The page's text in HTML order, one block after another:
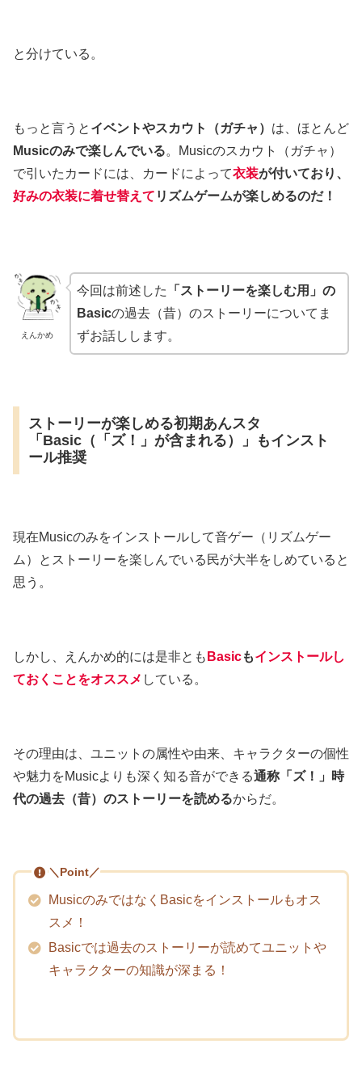
と分けている。
もっと言うと イベントやスカウト（ガチャ） は、ほとんど
Musicのみで楽しんでいる。Musicのスカウト（ガチャ）
で引いたカードには、カードによって衣装が付いており、
好みの衣装に着せ替えて リズムゲームが楽しめるのだ！
えんかめ
今回は前述した
「ストーリーを楽しむ用」の
Basicの過去（昔）のストーリーについてま
ずお話しします。
ストーリーが楽しめる初期あんスタ
「Basic（「ズ！」が含まれる）」もインスト
ール推奨
現在Musicのみをインストールして音ゲー（リズムゲー
ム）とストーリーを楽しんでいる民が大半をしめていると
思う。
しかし、えんかめ的には是非とも Basicもインストールし
ておくことをオススメ している。
その理由は、ユニットの属性や由来、キャラクターの個性
や魅力をMusicよりも深く知る音ができる通称「ズ！」時
代の過去（昔）のストーリーを読めるからだ。
＼Point／
MusicのみではなくBasicをインストールもオス
スメ！
Basicでは過去のストーリーが読めてユニットや
キャラクターの知識が深まる！